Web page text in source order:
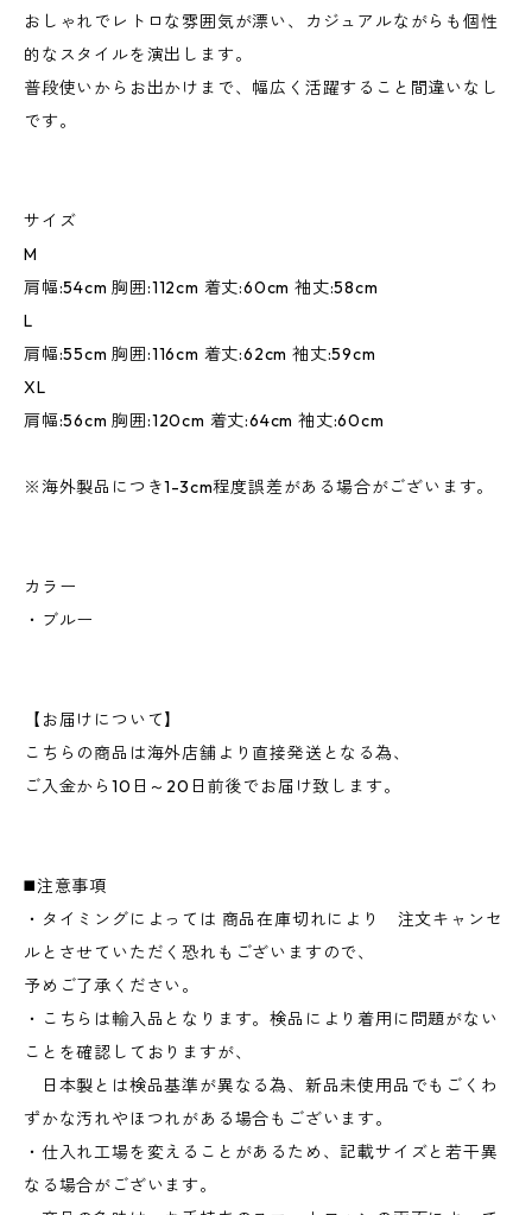
おしゃれでレトロな雰囲気が漂い、カジュアルながらも個性
的なスタイルを演出します。
普段使いからお出かけまで、幅広く活躍すること間違いなし
です。
サイズ
M
肩幅:54cm 胸囲:112cm 着丈:60cm 袖丈:58cm
L
肩幅:55cm 胸囲:116cm 着丈:62cm 袖丈:59cm
XL
肩幅:56cm 胸囲:120cm 着丈:64cm 袖丈:60cm
※海外製品につき1-3cm程度誤差がある場合がございます。
カラー
・ブルー
【お届けについて】
こちらの商品は海外店舗より直接発送となる為、
ご入金から10日～20日前後でお届け致します。
◼️注意事項
・タイミングによっては 商品在庫切れにより 注文キャンセ
ルとさせていただく恐れもございますので、
予めご了承ください。
・こちらは輸入品となります。検品により着用に問題がない
ことを確認しておりますが、
日本製とは検品基準が異なる為、新品未使用品でもごくわ
ずかな汚れやほつれがある場合もございます。
・仕入れ工場を変えることがあるため、記載サイズと若干異
なる場合がございます。